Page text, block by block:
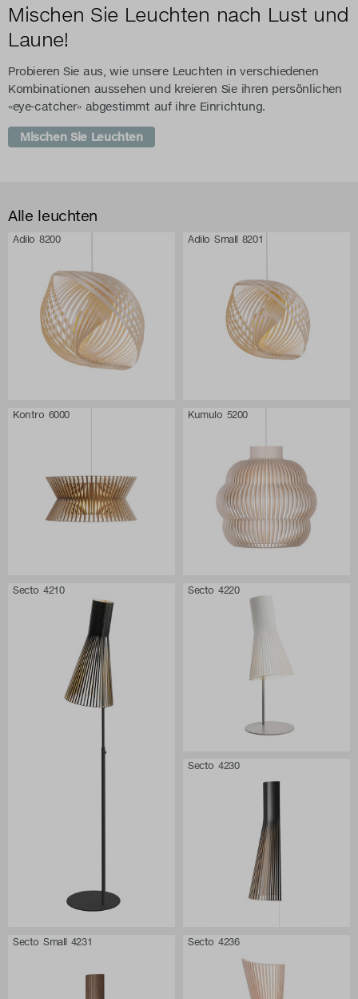
Mischen Sie Leuchten nach Lust und
Laune!
Probieren Sie aus, wie unsere Leuchten in verschiedenen
Kombinationen aussehen und kreieren Sie ihren persönlichen
«eye-catcher» abgestimmt auf ihre Einrichtung.
Mischen Sie Leuchten
Alle leuchten
Adilo 8200 Adilo Small 8201
Kontro 6000 Kumulo 5200
Secto 4210 Secto 4220
Secto 4230
Secto Small 4231 Secto 4236